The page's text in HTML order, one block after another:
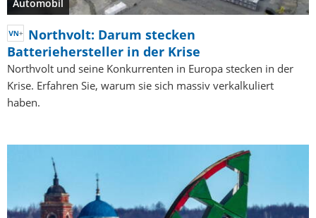
Automobil
Northvolt: Darum stecken
Batteriehersteller in der Krise
Northvolt und seine Konkurrenten in Europa stecken in der
Krise. Erfahren Sie, warum sie sich massiv verkalkuliert
haben.